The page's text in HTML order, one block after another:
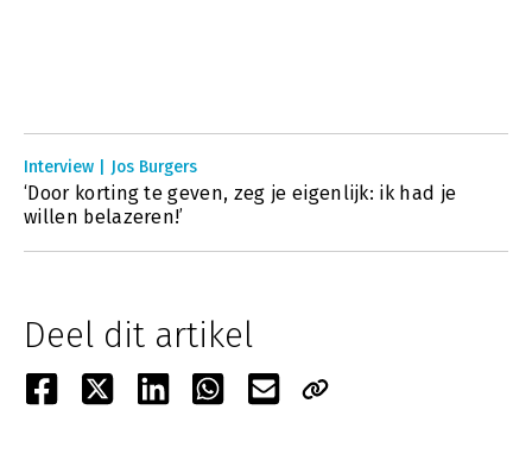
Interview | Jos Burgers
‘Door korting te geven, zeg je eigenlijk: ik had je
willen belazeren!’
Deel dit artikel